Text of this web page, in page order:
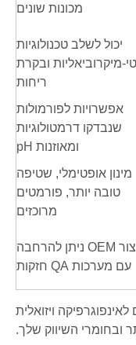
מכונות שונים
יכול לשלב טכנולוגיות
מיקרוביאליות ובקרת
ריחות
אפשרויות לפורמולות
שנבדקו דרמטולוגיות
ומאוזנות pH
מינון אופטימלי, שטיפה
טובה יותר, פורמטים
מרוכזים
ייצור OEM ניתן להרחבה
עם מערכות QA חזקות
ויזואלית
ובחומרי השיווק שלך.